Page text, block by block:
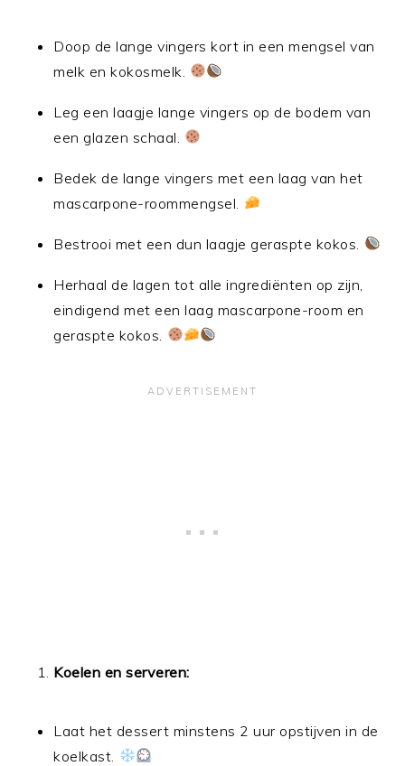
Doop de lange vingers kort in een mengsel van
melk en kokosmelk.
Leg een laagje lange vingers op de bodem van
een glazen schaal.
Bedek de lange vingers met een laag van het
mascarpone-roommengsel.
Bestrooi met een dun laagje geraspte kokos.
Herhaal de lagen tot alle ingrediënten op zijn,
eindigend met een laag mascarpone-room en
geraspte kokos.
Koelen en serveren:
Laat het dessert minstens 2 uur opstijven in de
koelkast.